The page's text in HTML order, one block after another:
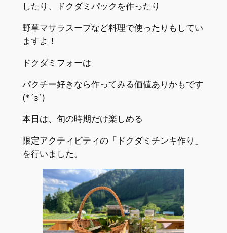
したり、ドクダミパックを作ったり
野草マサラスープなど料理で使ったりもしてい
ますよ！
ドクダミフォーは
パクチー好きなら作ってみる価値ありかもです
(*´з`)
本日は、旬の時期だけ楽しめる
限定アクティビティの「ドクダミチンキ作り」
を行いました。